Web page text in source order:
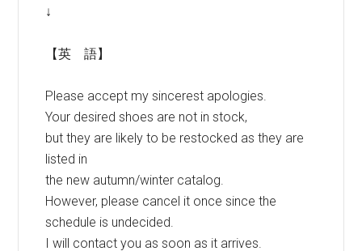
↓
【英 語】
Please accept my sincerest apologies.
Your desired shoes are not in stock,
but they are likely to be restocked as they are
listed in
the new autumn/winter catalog.
However, please cancel it once since the
schedule is undecided.
I will contact you as soon as it arrives.